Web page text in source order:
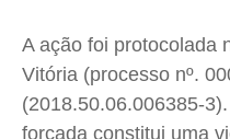
Termos de Uso
Privacidade
Termos de Uso
Privacidade
Termos de Uso
Privacidade
Termos de Uso
Privacidade
A ação foi protocolada
Vitória (processo nº.
(2018.50.06.006385-
forçada constitui uma